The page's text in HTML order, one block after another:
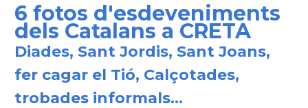
6 fotos d'esdeveniments
dels Catalans a CRETA
Diades, Sant Jordis, Sant Joans,
fer cagar el Tió, Calçotades,
trobades informals...